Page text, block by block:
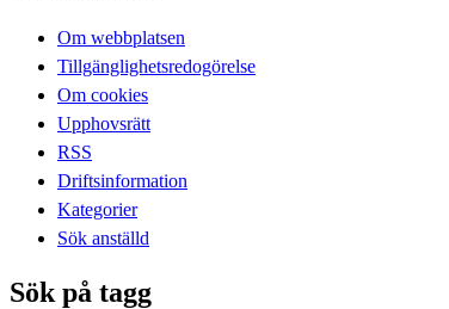
Om webbplatsen
Tillgänglighetsredogörelse
Om cookies
Upphovsrätt
RSS
Driftsinformation
Kategorier
Sök anställd
Sök på tagg